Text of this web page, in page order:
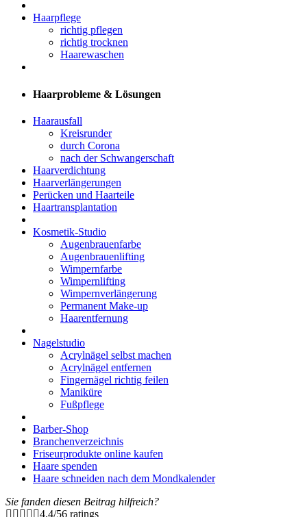
Haarpflege
richtig pflegen
richtig trocknen
Haarewaschen
Haarprobleme & Lösungen
Haarausfall
Kreisrunder
durch Corona
nach der Schwangerschaft
Haarverdichtung
Haarverlängerungen
Perücken und Haarteile
Haartransplantation
Kosmetik-Studio
Augenbrauenfarbe
Augenbrauenlifting
Wimpernfarbe
Wimpernlifting
Wimpernverlängerung
Permanent Make-up
Haarentfernung
Nagelstudio
Acrylnägel selbst machen
Acrylnägel entfernen
Fingernägel richtig feilen
Maniküre
Fußpflege
Barber-Shop
Branchenverzeichnis
Friseurprodukte online kaufen
Haare spenden
Haare schneiden nach dem Mondkalender
Sie fanden diesen Beitrag hilfreich?
4.4/56 ratings